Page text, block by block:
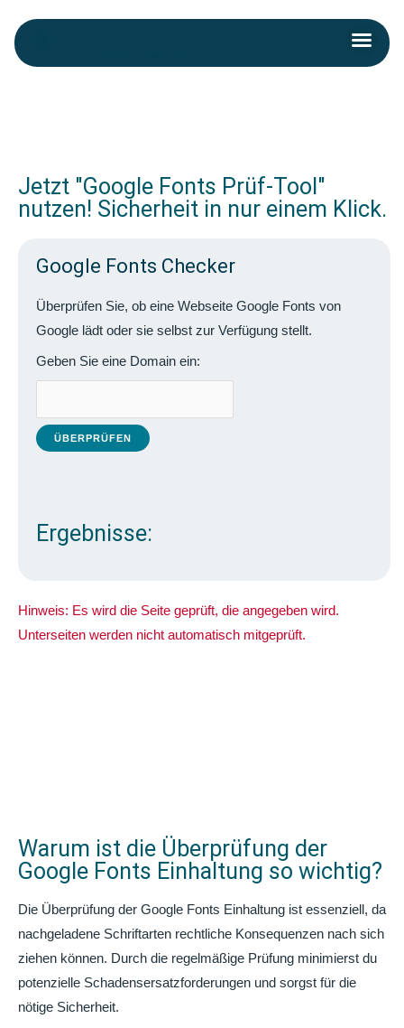
content
Jetzt "Google Fonts Prüf-Tool"
nutzen! Sicherheit in nur einem Klick.
Google Fonts Checker
Überprüfen Sie, ob eine Webseite Google Fonts von
Google lädt oder sie selbst zur Verfügung stellt.
Geben Sie eine Domain ein:
Ergebnisse:
Hinweis: Es wird die Seite geprüft, die angegeben wird.
Unterseiten werden nicht automatisch mitgeprüft.
Warum ist die Überprüfung der
Google Fonts Einhaltung so wichtig?
Die Überprüfung der Google Fonts Einhaltung ist essenziell, da
nachgeladene Schriftarten rechtliche Konsequenzen nach sich
ziehen können. Durch die regelmäßige Prüfung minimierst du
potenzielle Schadensersatzforderungen und sorgst für die
nötige Sicherheit.